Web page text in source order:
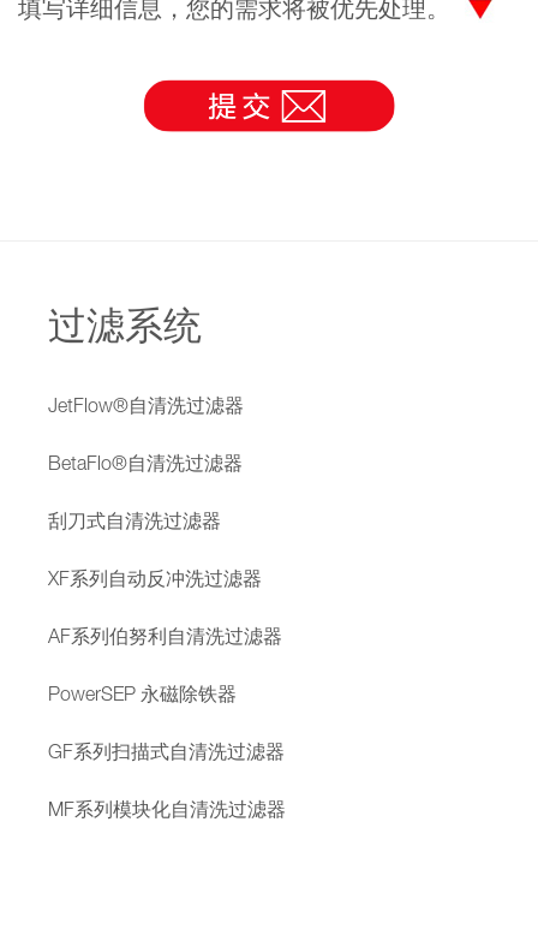
填写详细信息，您的需求将被优先处理。
过滤系统
JetFlow®自清洗过滤器
BetaFlo®自清洗过滤器
刮刀式自清洗过滤器
XF系列自动反冲洗过滤器
AF系列伯努利自清洗过滤器
PowerSEP 永磁除铁器
GF系列扫描式自清洗过滤器
MF系列模块化自清洗过滤器